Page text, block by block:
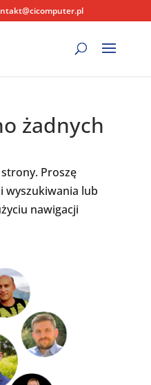
żadnych
Proszę
wyszukiwania lub
nawigacji